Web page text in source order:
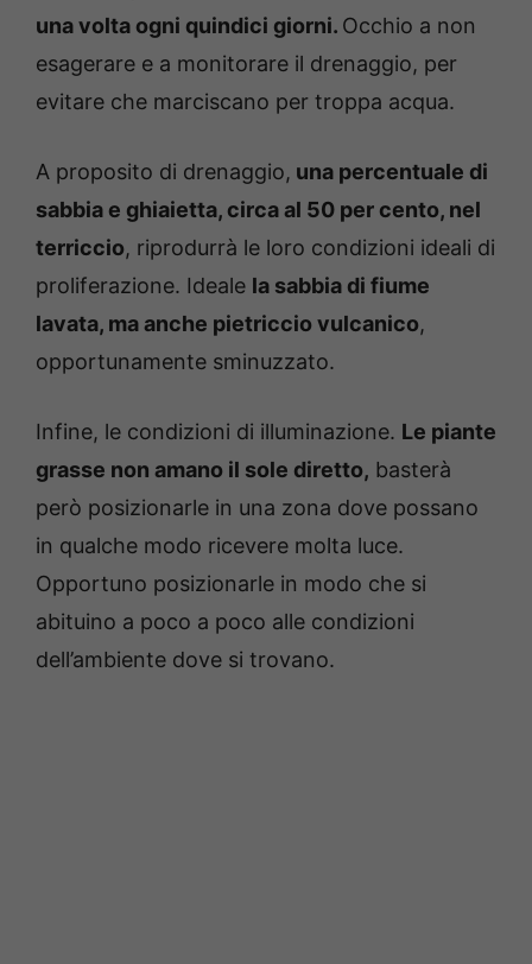
una volta ogni quindici giorni. Occhio a non
esagerare e a monitorare il drenaggio, per
evitare che marciscano per troppa acqua.
A proposito di drenaggio, una percentuale di
sabbia e ghiaietta, circa al 50 per cento, nel
terriccio, riprodurrà le loro condizioni ideali di
proliferazione. Ideale la sabbia di fiume
lavata, ma anche pietriccio vulcanico,
opportunamente sminuzzato.
Infine, le condizioni di illuminazione. Le piante
grasse non amano il sole diretto, basterà
però posizionarle in una zona dove possano
in qualche modo ricevere molta luce.
Opportuno posizionarle in modo che si
abituino a poco a poco alle condizioni
dell’ambiente dove si trovano.